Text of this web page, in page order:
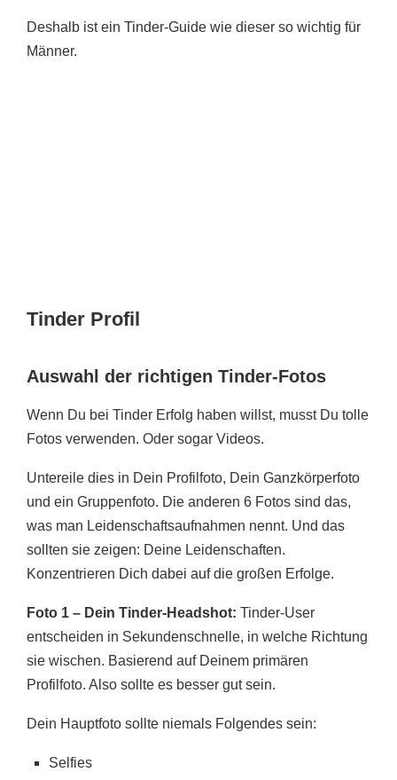
Deshalb ist ein Tinder-Guide wie dieser so wichtig für
Männer.
Tinder Profil
Auswahl der richtigen Tinder-Fotos
Wenn Du bei Tinder Erfolg haben willst, musst Du tolle
Fotos verwenden. Oder sogar Videos.
Untereile dies in Dein Profilfoto, Dein Ganzkörperfoto
und ein Gruppenfoto. Die anderen 6 Fotos sind das,
was man Leidenschaftsaufnahmen nennt. Und das
sollten sie zeigen: Deine Leidenschaften.
Konzentrieren Dich dabei auf die großen Erfolge.
Foto 1 – Dein Tinder-Headshot: Tinder-User
entscheiden in Sekundenschnelle, in welche Richtung
sie wischen. Basierend auf Deinem primären
Profilfoto. Also sollte es besser gut sein.
Dein Hauptfoto sollte niemals Folgendes sein:
Selfies